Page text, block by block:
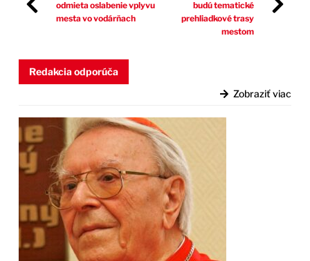
odmieta oslabenie vplyvu
mesta vo vodárňach
budú tematické
prehliadkové trasy
mestom
Redakcia odporúča
Zobraziť viac